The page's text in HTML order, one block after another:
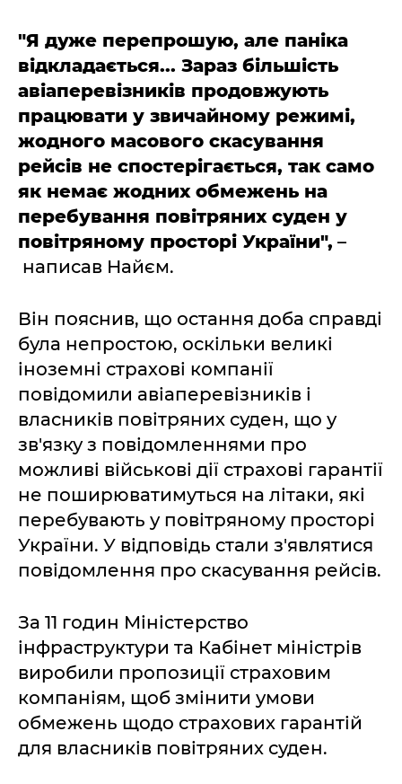
"Я дуже перепрошую, але паніка
відкладається... Зараз більшість
авіаперевізників продовжують
працювати у звичайному режимі,
жодного масового скасування
рейсів не спостерігається, так само
як немає жодних обмежень на
перебування повітряних суден у
повітряному просторі України", –
написав Найєм.
Він пояснив, що остання доба справді
була непростою, оскільки великі
іноземні страхові компанії
повідомили авіаперевізників і
власників повітряних суден, що у
зв'язку з повідомленнями про
можливі військові дії страхові гарантії
не поширюватимуться на літаки, які
перебувають у повітряному просторі
України. У відповідь стали з'являтися
повідомлення про скасування рейсів.
За 11 годин Міністерство
інфраструктури та Кабінет міністрів
виробили пропозиції страховим
компаніям, щоб змінити умови
обмежень щодо страхових гарантій
для власників повітряних суден.